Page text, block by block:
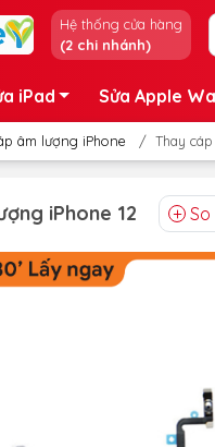
Hệ thống cửa hàng
(2 chi nhánh)
iPad Sửa Apple
âm lượng iPhone / Thay
iPhone 12 So